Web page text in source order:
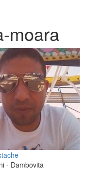
moara
- Dambovita